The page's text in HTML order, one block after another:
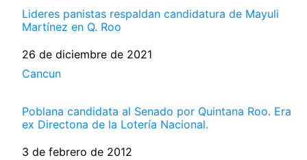
Lideres panistas respaldan candidatura de Mayuli
Martínez en Q. Roo
Fecha
26 de diciembre de 2021
Respecto a
Cancun
Poblana candidata al Senado por Quintana Roo. Era
ex Directona de la Lotería Nacional.
Fecha
3 de febrero de 2012